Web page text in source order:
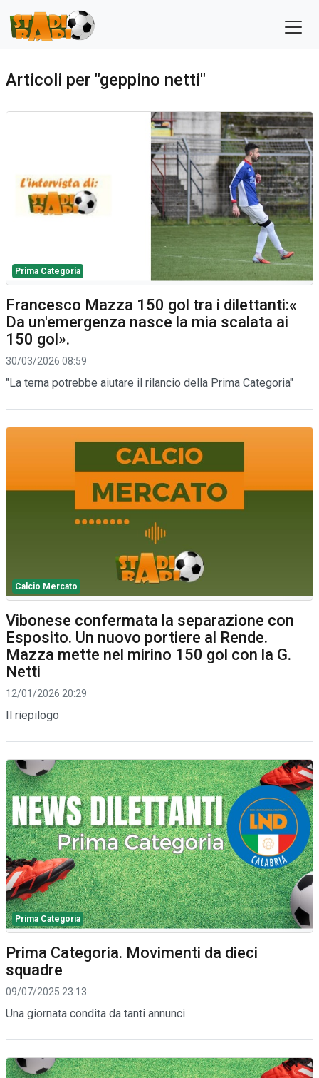
Articoli per "geppino netti"
Prima Categoria
Francesco Mazza 150 gol tra i dilettanti:«
Da un'emergenza nasce la mia scalata ai
150 gol».
30/03/2026 08:59
"La terna potrebbe aiutare il rilancio della Prima Categoria"
Calcio Mercato
Vibonese confermata la separazione con
Esposito. Un nuovo portiere al Rende.
Mazza mette nel mirino 150 gol con la G.
Netti
12/01/2026 20:29
Il riepilogo
Prima Categoria
Prima Categoria. Movimenti da dieci
squadre
09/07/2025 23:13
Una giornata condita da tanti annunci